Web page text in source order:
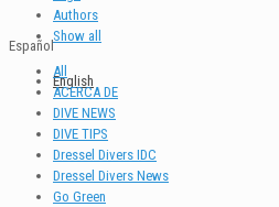
Español
English
Authors
Show all
All
ACERCA DE
DIVE NEWS
DIVE TIPS
Dressel Divers IDC
Dressel Divers News
Go Green